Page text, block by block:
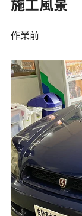
施工風景
作業前